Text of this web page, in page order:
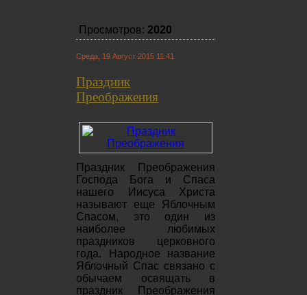
Просмотров: 2020
Среда, 19 Август 2015 11:41
Праздник
Преображения
Праздник Преображения
Господа Бога и Спаса
нашего Иисуса Христа
называют еще Яблочным
Спасом, это один из
наиболее любимых
праздников церковного
года. Народное название
Яблочный Спас связано с
обычаем освящать в
праздник Преображения